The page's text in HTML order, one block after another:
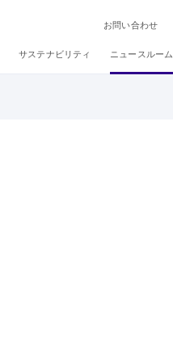
お問い合わせ
サステナビリティ ニュースルーム